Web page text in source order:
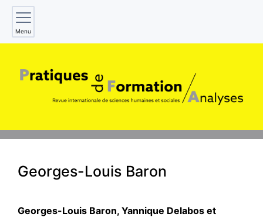
Menu
Georges-Louis Baron
Georges-Louis Baron, Yannique Delabos et